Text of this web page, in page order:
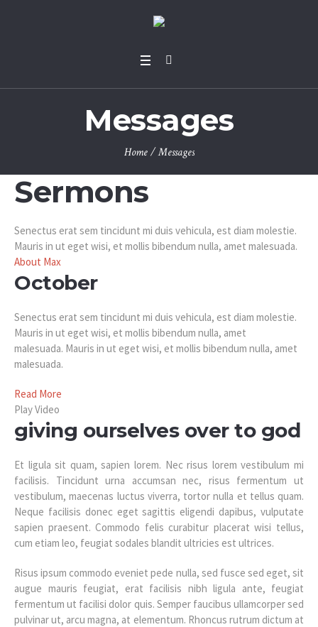
Messages
Home /Messages
Sermons
Senectus erat sem tincidunt mi duis vehicula, est diam molestie.
Mauris in ut eget wisi, et mollis bibendum nulla, amet malesuada.
About Max
October
Senectus erat sem tincidunt mi duis vehicula, est diam molestie.
Mauris in ut eget wisi, et mollis bibendum nulla, amet
malesuada. Mauris in ut eget wisi, et mollis bibendum nulla, amet
malesuada.
Read More
Play Video
giving ourselves over to god
Et ligula sit quam, sapien lorem. Nec risus lorem vestibulum mi
facilisis. Tincidunt urna accumsan nec, risus fermentum ut
vestibulum, maecenas luctus viverra, tortor nulla et tellus quam.
Neque facilisis donec eget sagittis eligendi dapibus, vulputate
sapien praesent. Commodo felis curabitur placerat wisi tellus,
cum etiam leo, feugiat sodales blandit ultricies est ultrices.
Risus ipsum commodo eveniet pede nulla, sed fusce sed eget, sit
augue mauris feugiat, erat facilisis nibh ligula ante, feugiat
fermentum ut facilisi dolor quis. Semper faucibus ullamcorper sed
pulvinar ut, arcu magna, at elementum. Rhoncus rutrum dictum at